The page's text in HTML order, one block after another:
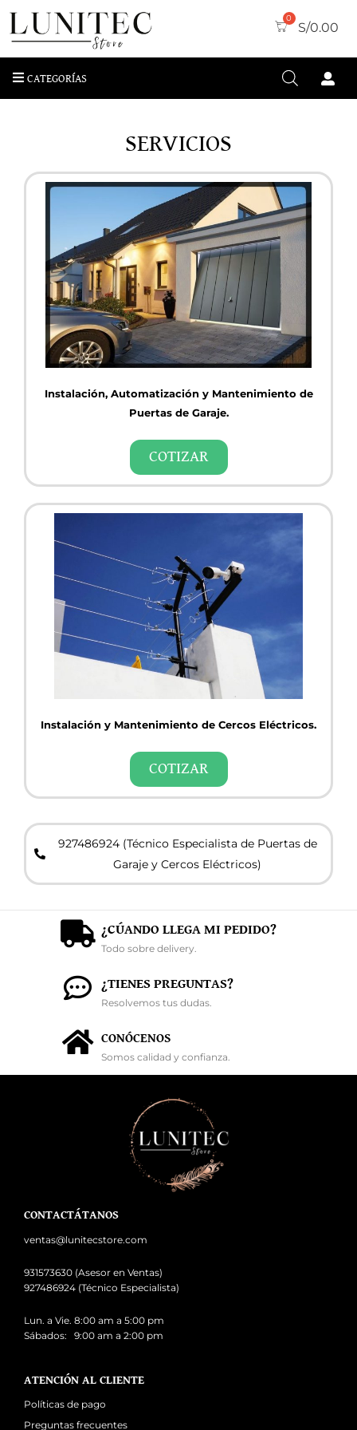
S/0.00
CATEGORÍAS
SERVICIOS
Instalación, Automatización y Mantenimiento de
Puertas de Garaje.
COTIZAR
Instalación y Mantenimiento de Cercos Eléctricos.
COTIZAR
927486924 (Técnico Especialista de Puertas de
Garaje y Cercos Eléctricos)
¿CÚANDO LLEGA MI PEDIDO?
Todo sobre delivery.
¿TIENES PREGUNTAS?
Resolvemos tus dudas.
CONÓCENOS
Somos calidad y confianza.
CONTACTÁTANOS
ventas@lunitecstore.com
931573630 (Asesor en Ventas)
927486924 (Técnico Especialista)
Lun. a Vie. 8:00 am a 5:00 pm
Sábados: 9:00 am a 2:00 pm
ATENCIÓN AL CLIENTE
Políticas de pago
Preguntas frecuentes